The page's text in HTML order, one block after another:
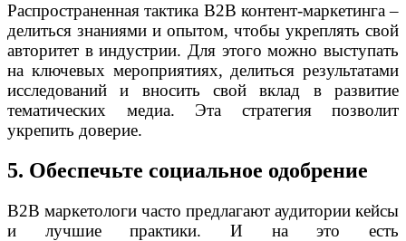
Распространенная тактика B2B контент-маркетинга –
делиться знаниями и опытом, чтобы укреплять свой
авторитет в индустрии. Для этого можно выступать
на ключевых мероприятиях, делиться результатами
исследований и вносить свой вклад в развитие
тематических медиа. Эта стратегия позволит
укрепить доверие.
5. Обеспечьте социальное одобрение
B2B маркетологи часто предлагают аудитории кейсы
и лучшие практики. И на это есть